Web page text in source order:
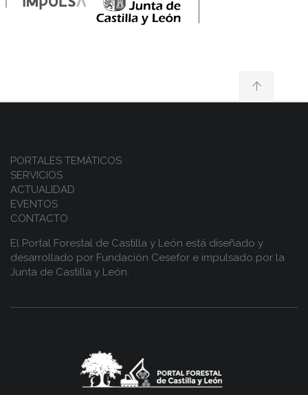
PORTALES TEMÁTICOS
SERVICIOS
ACTUALIDAD
EVENTOS
CONTACTO
El Portal Forestal de Castilla y León está diseñado y
desarrollado por Fundación Cesefor e impulsado por la
Junta de Castilla y León.